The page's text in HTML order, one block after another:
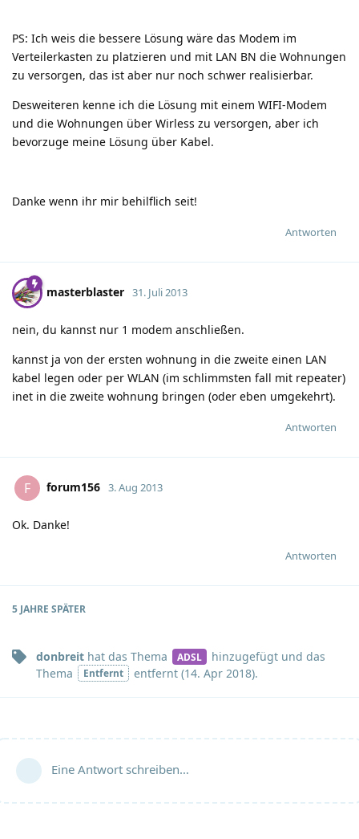
PS: Ich weis die bessere Lösung wäre das Modem im
Verteilerkasten zu platzieren und mit LAN BN die Wohnungen
zu versorgen, das ist aber nur noch schwer realisierbar.
Desweiteren kenne ich die Lösung mit einem WIFI-Modem
und die Wohnungen über Wirless zu versorgen, aber ich
bevorzuge meine Lösung über Kabel.
Danke wenn ihr mir behilflich seit!
Antworten
masterblaster 31. Juli 2013
nein, du kannst nur 1 modem anschließen.
kannst ja von der ersten wohnung in die zweite einen LAN
kabel legen oder per WLAN (im schlimmsten fall mit repeater)
inet in die zweite wohnung bringen (oder eben umgekehrt).
Antworten
F forum156 3. Aug 2013
Ok. Danke!
Antworten
5 JAHRE SPÄTER
donbreit hat das Thema ADSL hinzugefügt und das
Thema
Entfernt entfernt (14. Apr 2018).
Eine Antwort schreiben…